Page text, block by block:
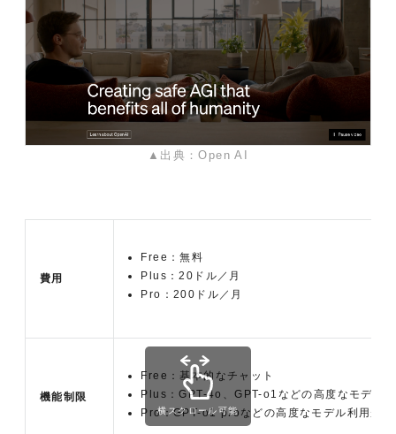
▲出典：Open AI
費用
Free：無料
Plus：20ドル／月
Pro：200ドル／月
機能制限
Free：基本的なチャット
Plus：GPT-4o、GPT-o1などの高度なモデル
Pro：GPT-o1 proなどの高度なモデル利用が
横スクロール可能